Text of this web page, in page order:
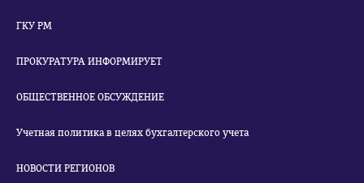
ГКУ РМ
ПРОКУРАТУРА ИНФОРМИРУЕТ
ОБЩЕСТВЕННОЕ ОБСУЖДЕНИЕ
Учетная политика в целях бухгалтерского учета
НОВОСТИ РЕГИОНОВ